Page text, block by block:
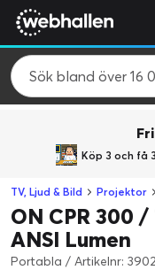
Köp 3 och få
TV, Ljud & Bild Projektor
ON CPR 300
ANSI Lumen
Portabla / Artikelnr: